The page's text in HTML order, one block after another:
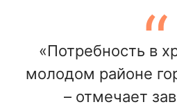
«Потребность в
молодом районе
– отмечает